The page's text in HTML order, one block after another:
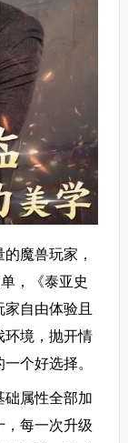
魔兽玩家，
，《泰亚史
自由体验且
环境，抛开情
个好选择。
础属性全部加
，每一次升级